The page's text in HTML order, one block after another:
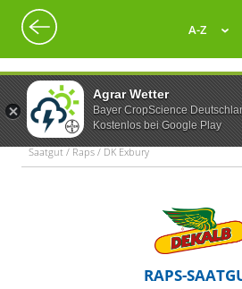
Agrar Wetter
Bayer CropScience
Kostenlos bei Google Play
A-Z
Saatgut / Raps / DK Exbury
RAPS-